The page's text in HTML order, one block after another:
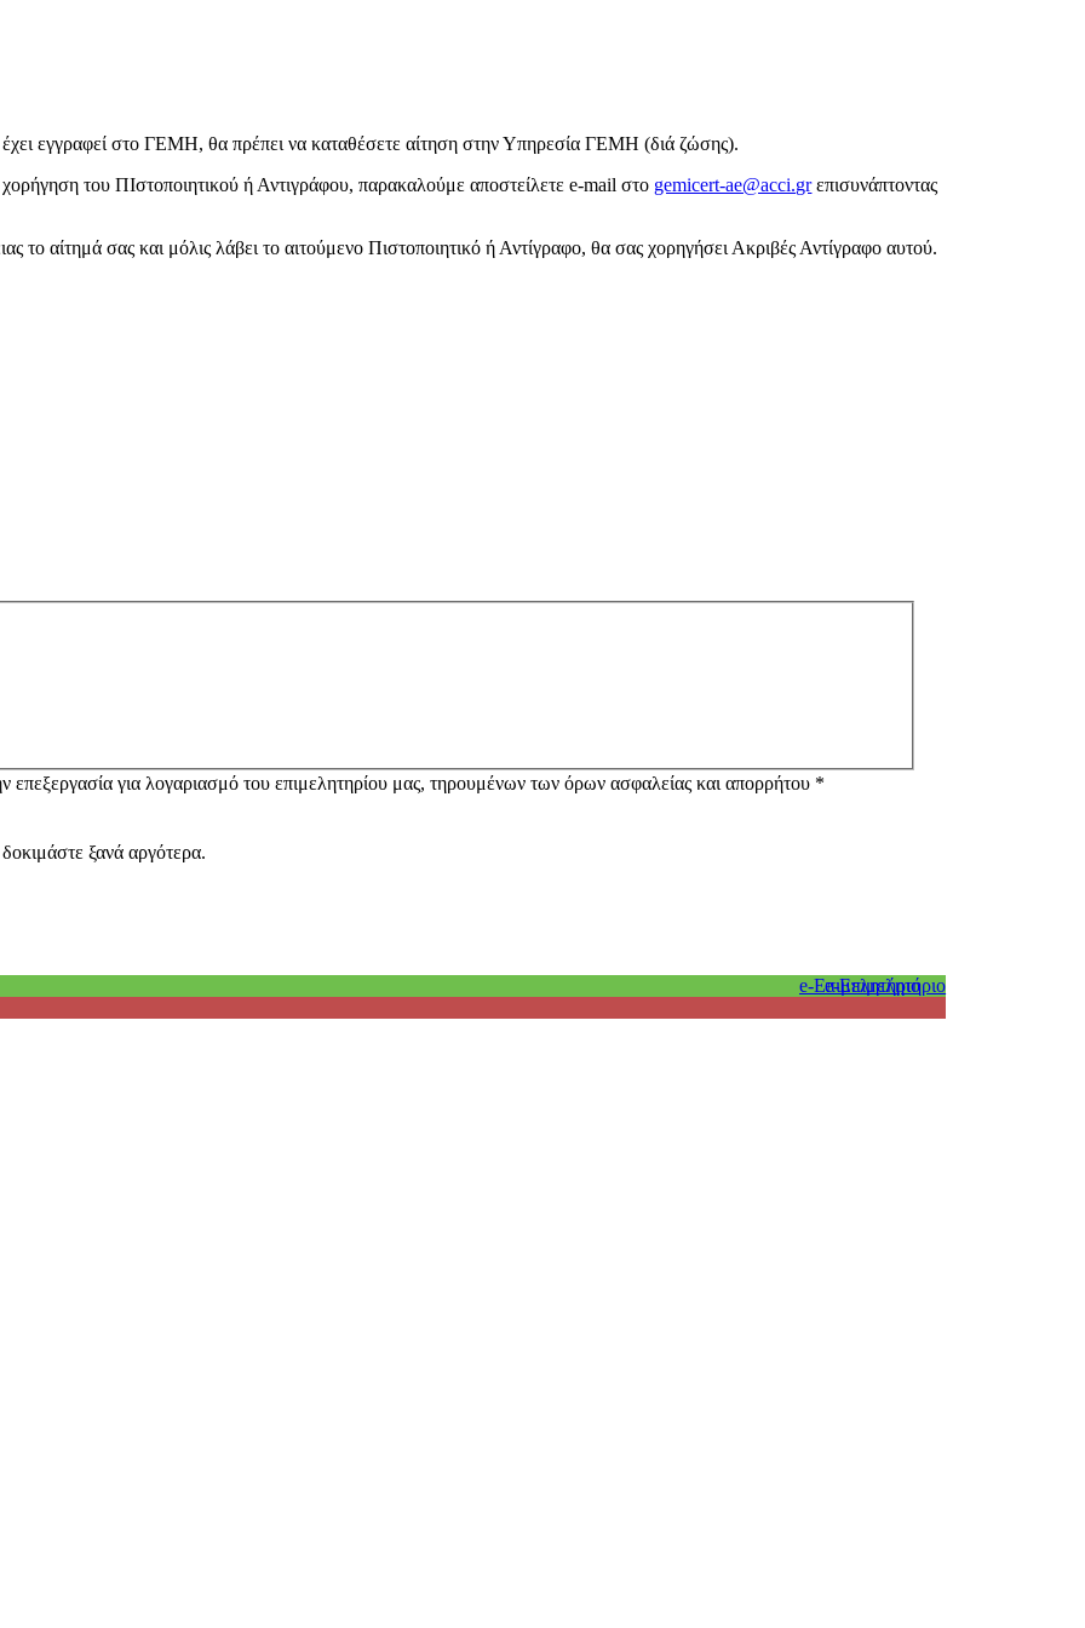
e-Επιμελητήριο
e-Επιμελητήριο
εγγραφεί στο ΓΕΜΗ, θα πρέπει να καταθέσετε αίτηση στην Υπηρεσία ΓΕΜΗ (διά ζώσης).
του ΠΙστοποιητικού ή Αντιγράφου, παρακαλούμε αποστείλετε e-mail στο gemicert-ae@acci.grεπισυνάπτοντας
αίτημά σας και μόλις λάβει το αιτούμενο Πιστοποιητικό ή Αντίγραφο, θα σας χορηγήσει Ακριβές Αντίγραφο αυτού.
για λογαριασμό του επιμελητηρίου μας, τηρουμένων των όρων ασφαλείας και απορρήτου *
ξανά αργότερα.